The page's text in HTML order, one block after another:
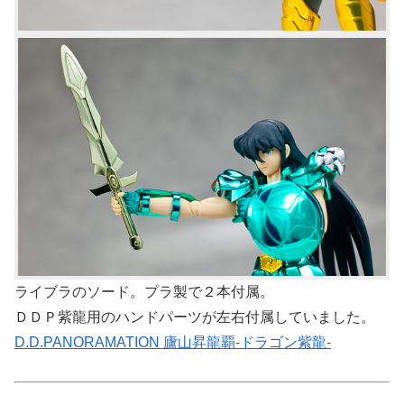
ライブラのソード。プラ製で２本付属。
ＤＤＰ紫龍用のハンドパーツが左右付属していました。
D.D.PANORAMATION 廬山昇龍覇-ドラゴン紫龍-